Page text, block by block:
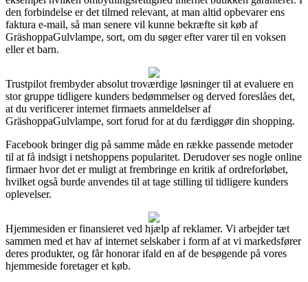
den forbindelse er det tilmed relevant, at man altid opbevarer ens
faktura e-mail, så man senere vil kunne bekræfte sit køb af
GräshoppaGulvlampe, sort, om du søger efter varer til en voksen
eller et barn.
Trustpilot frembyder absolut troværdige løsninger til at evaluere en
stor gruppe tidligere kunders bedømmelser og derved foreslåes det,
at du verificerer internet firmaets anmeldelser af
GräshoppaGulvlampe, sort forud for at du færdiggør din shopping.
Facebook bringer dig på samme måde en række passende metoder
til at få indsigt i netshoppens popularitet. Derudover ses nogle online
firmaer hvor det er muligt at frembringe en kritik af ordreforløbet,
hvilket også burde anvendes til at tage stilling til tidligere kunders
oplevelser.
Hjemmesiden er finansieret ved hjælp af reklamer. Vi arbejder tæt
sammen med et hav af internet selskaber i form af at vi markedsfører
deres produkter, og får honorar ifald en af de besøgende på vores
hjemmeside foretager et køb.